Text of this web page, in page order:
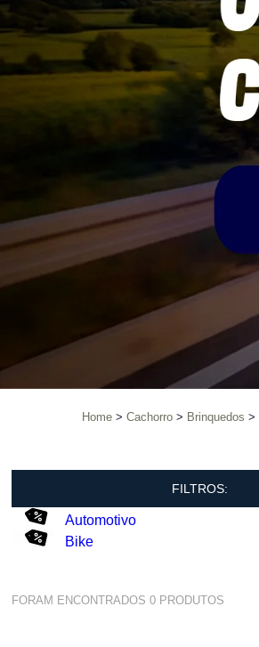
Home Cachorro Brinquedos
FILTROS:
Automotivo
Bike
FORAM ENCONTRADOS0 PRODUTOS